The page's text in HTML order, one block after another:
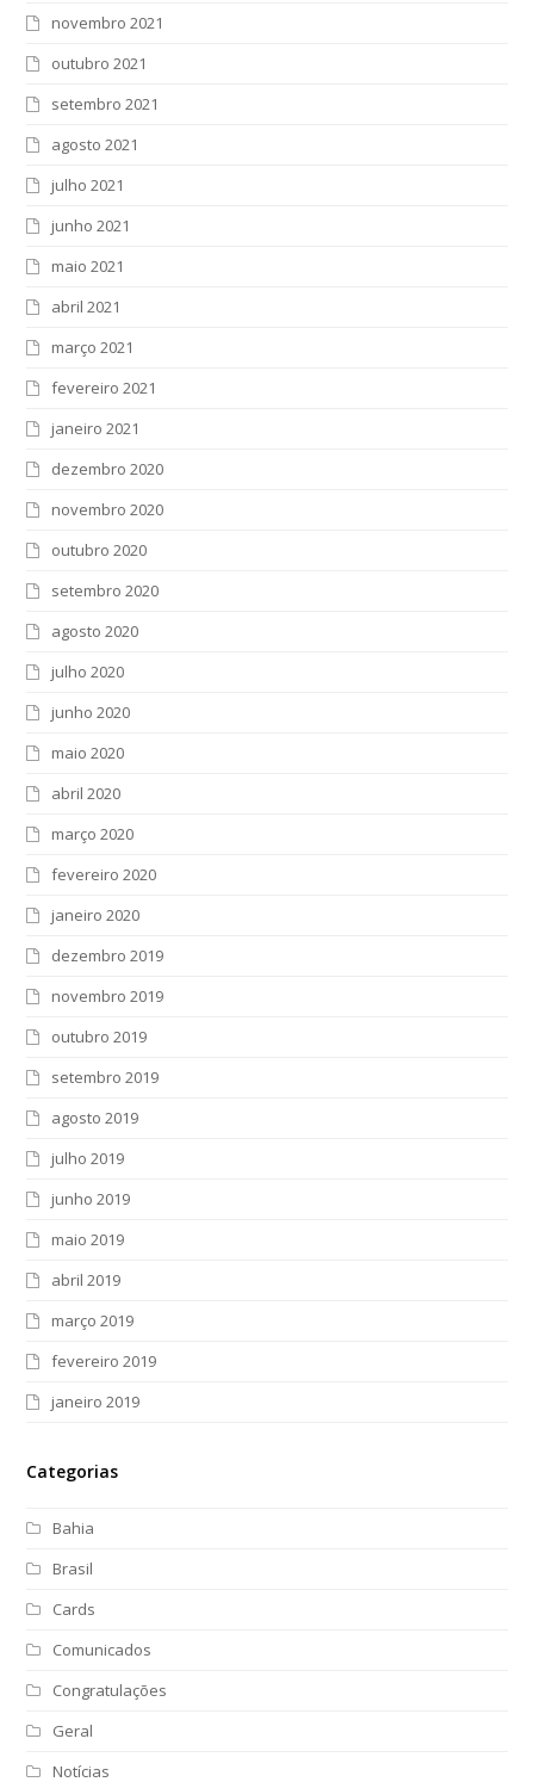
novembro 2021
outubro 2021
setembro 2021
agosto 2021
julho 2021
junho 2021
maio 2021
abril 2021
março 2021
fevereiro 2021
janeiro 2021
dezembro 2020
novembro 2020
outubro 2020
setembro 2020
agosto 2020
julho 2020
junho 2020
maio 2020
abril 2020
março 2020
fevereiro 2020
janeiro 2020
dezembro 2019
novembro 2019
outubro 2019
setembro 2019
agosto 2019
julho 2019
junho 2019
maio 2019
abril 2019
março 2019
fevereiro 2019
janeiro 2019
Categorias
Bahia
Brasil
Cards
Comunicados
Congratulações
Geral
Notícias